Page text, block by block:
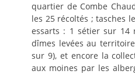
quartier de Combe
les 25 récoltés ; tasches
essarts : 1 sétier sur 14
dîmes levées au
sur 9), et encore la
aux moines par les